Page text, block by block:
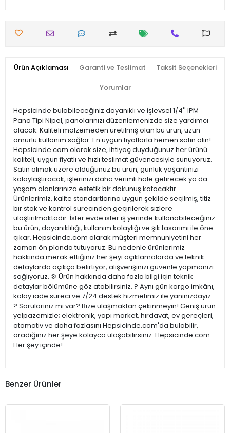
Ürün Açıklaması Garanti ve Teslimat Taksit Seçenekleri
Yorumlar
Hepsicinde bulabileceğiniz dayanıklı ve işlevsel 1/4'' IPM
Pano Tipi Nipel, panolarınızı düzenlemenizde size yardımcı
olacak. Kaliteli malzemeden üretilmiş olan bu ürün, uzun
ömürlü kullanım sağlar. En uygun fiyatlarla hemen satın alın!
Hepsicinde.com olarak size, ihtiyaç duyduğunuz her ürünü
kaliteli, uygun fiyatlı ve hızlı teslimat güvencesiyle sunuyoruz.
Satın almak üzere olduğunuz bu ürün, günlük yaşantınızı
kolaylaştıracak, işlerinizi daha verimli hale getirecek ya da
yaşam alanlarınıza estetik bir dokunuş katacaktır.
Ürünlerimiz, kalite standartlarına uygun şekilde seçilmiş, titiz
bir stok ve kontrol sürecinden geçirilerek sizlere
ulaştırılmaktadır. İster evde ister iş yerinde kullanabileceğiniz
bu ürün, dayanıklılığı, kullanım kolaylığı ve şık tasarımı ile öne
çıkar. Hepsicinde.com olarak müşteri memnuniyetini her
zaman ön planda tutuyoruz. Bu nedenle ürünlerimiz
hakkında merak ettiğiniz her şeyi açıklamalarda ve teknik
detaylarda açıkça belirtiyor, alışverişinizi güvenle yapmanızı
sağlıyoruz. ⚙️ Ürün hakkında daha fazla bilgi için teknik
detaylar bölümüne göz atabilirsiniz. ? Aynı gün kargo imkânı,
kolay iade süreci ve 7/24 destek hizmetimiz ile yanınızdayız.
? Sorularınız mı var? Bize ulaşmaktan çekinmeyin! Geniş ürün
yelpazemizle; elektronik, yapı market, hırdavat, ev gereçleri,
otomotiv ve daha fazlasını Hepsicinde.com'da bulabilir,
aradığınız her şeye kolayca ulaşabilirsiniz. Hepsicinde.com –
Her şey içinde!
Benzer Ürünler